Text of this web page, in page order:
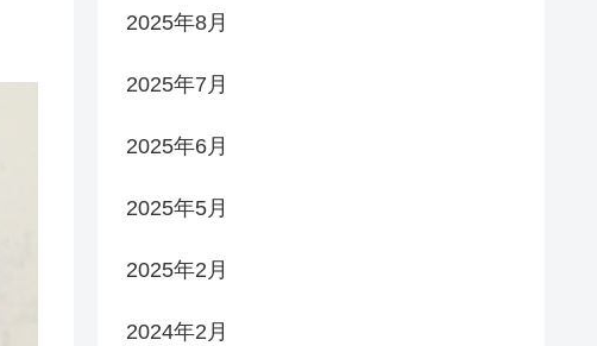
2025年8月
2025年7月
2025年6月
2025年5月
2025年2月
2024年2月